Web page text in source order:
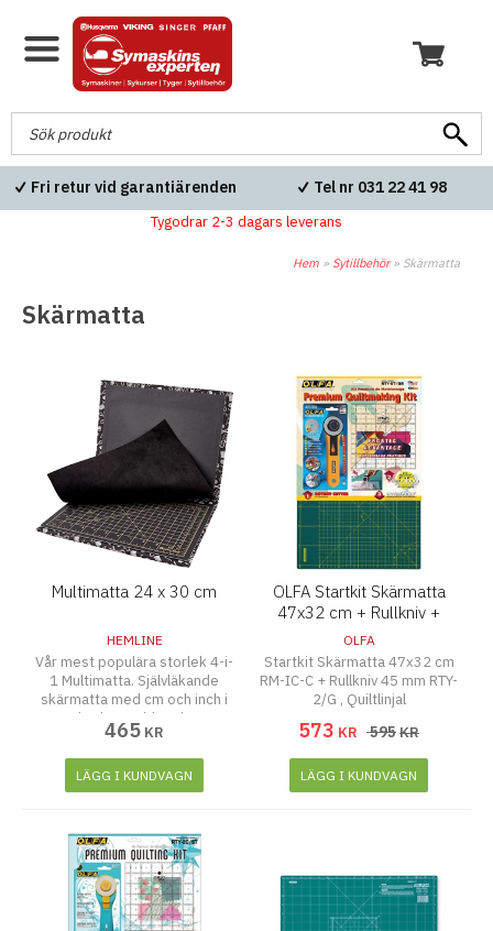
Fri retur vid garantiärenden Tel nr 031 22 41 98
Tygodrar 2-3 dagars leverans
Hem » Sytillbehör» Skärmatta
Skärmatta
Multimatta 24 x 30 cm
HEMLINE
Vår mest populära storlek 4-i-
1 Multimatta. Självläkande
skärmatta med cm och inch i
lättläst guldtryck.
465 KR
LÄGG I KUNDVAGN
OLFA Startkit Skärmatta
47x32 cm + Rullkniv +
Quiltlinjal
OLFA
Startkit Skärmatta 47x32 cm
RM-IC-C + Rullkniv 45 mm RTY-
2/G , Quiltlinjal
573 KR 595KR
LÄGG I KUNDVAGN